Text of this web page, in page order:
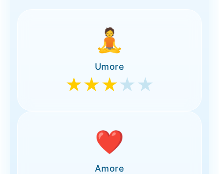
🧘
Umore
★★★★★
❤️
Amore